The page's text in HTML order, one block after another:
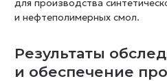
для производства
и нефтеполимерных смол.
Результаты обследования
и обеспечение